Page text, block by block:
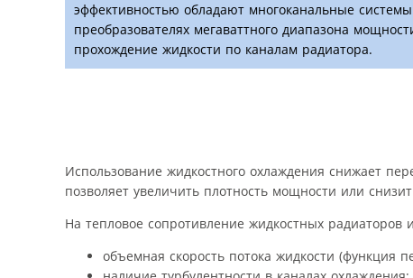
эффективностью обладают многоканальные
преобразователях мегаваттного диапазона
прохождение жидкости по каналам радиатора.
Использование жидкостного охлаждения снижает
позволяет увеличить плотность мощности или
На тепловое сопротивление жидкостных
объемная скорость потока жидкости (функция